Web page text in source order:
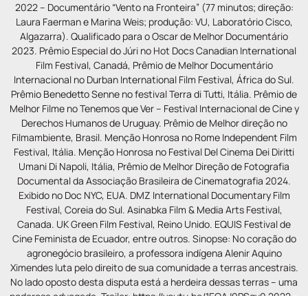
2022 – Documentário “Vento na Fronteira” (77 minutos; direção:
Laura Faerman e Marina Weis; produção: VU, Laboratório Cisco,
Algazarra). Qualificado para o Oscar de Melhor Documentário
2023. Prêmio Especial do Júri no Hot Docs Canadian International
Film Festival, Canadá, Prêmio de Melhor Documentário
Internacional no Durban International Film Festival, África do Sul.
Prêmio Benedetto Senne no festival Terra di Tutti, Itália. Prêmio de
Melhor Filme no Tenemos que Ver – Festival Internacional de Cine y
Derechos Humanos de Uruguay. Prêmio de Melhor direção no
Filmambiente, Brasil. Menção Honrosa no Rome Independent Film
Festival, Itália. Menção Honrosa no Festival Del Cinema Dei Diritti
Umani Di Napoli, Itália, Prêmio de Melhor Direção de Fotografia
Documental da Associação Brasileira de Cinematografia 2024.
Exibido no Doc NYC, EUA. DMZ International Documentary Film
Festival, Coreia do Sul. Asinabka Film & Media Arts Festival,
Canada. UK Green Film Festival, Reino Unido. EQUIS Festival de
Cine Feminista de Ecuador, entre outros. Sinopse: No coração do
agronegócio brasileiro, a professora indígena Alenir Aquino
Ximendes luta pelo direito de sua comunidade a terras ancestrais.
No lado oposto desta disputa está a herdeira dessas terras – uma